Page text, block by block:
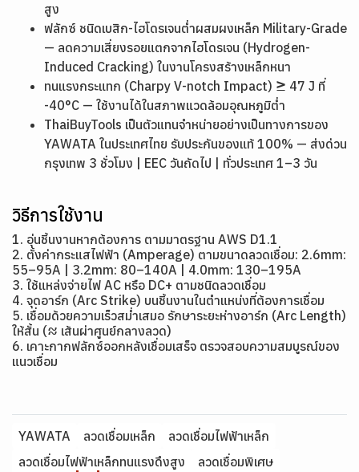
สูง
ฟลักซ์ ชนิดเบสิก-ไฮโดรเจนต่ำผสมผงเหล็ก Military-Grade
— ลดความเสี่ยงรอยแตกจากไฮโดรเจน (Hydrogen-
Induced Cracking) ในงานโครงสร้างเหล็กหนา
ทนแรงกระแทก (Charpy V-notch Impact) ≥ 47 J ที่
-40°C — ใช้งานได้ในสภาพแวดล้อมอุณหภูมิต่ำ
ThaiBuyTools เป็นตัวแทนจำหน่ายอย่างเป็นทางการของ
YAWATA ในประเทศไทย รับประกันของแท้ 100% — ส่งด่วน
กรุงเทพ 3 ชั่วโมง | EEC วันถัดไป | ทั่วประเทศ 1–3 วัน
วิธีการใช้งาน
1. อุ่นชิ้นงานหากต้องการ ตามมาตรฐาน AWS D1.1
2. ตั้งค่ากระแสไฟฟ้า (Amperage) ตามขนาดลวดเชื่อม: 2.6mm:
55–95A | 3.2mm: 80–140A | 4.0mm: 130–195A
3. ใช้แหล่งจ่ายไฟ AC หรือ DC+ ตามชนิดลวดเชื่อม
4. จุดอาร์ก (Arc Strike) บนชิ้นงานในตำแหน่งที่ต้องการเชื่อม
5. เชื่อมด้วยความเร็วสม่ำเสมอ รักษาระยะห่างอาร์ก (Arc Length)
ให้สั้น (≈ เส้นผ่าศูนย์กลางลวด)
6. เคาะกากฟลักซ์ออกหลังเชื่อมเสร็จ ตรวจสอบความสมบูรณ์ของ
แนวเชื่อม
YAWATA ลวดเชื่อมเหล็ก
ลวดเชื่อมไฟฟ้าเหล็ก
ลวดเชื่อมไฟฟ้าเหล็กทนแรงดึงสูง
ลวดเชื่อมพิเศษ